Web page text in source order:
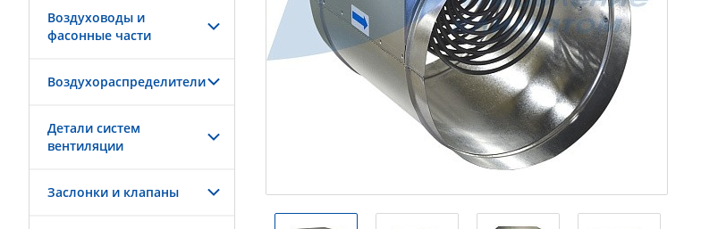
Воздуховоды и
фасонные части
Воздухораспределители
Детали систем
вентиляции
Заслонки и клапаны